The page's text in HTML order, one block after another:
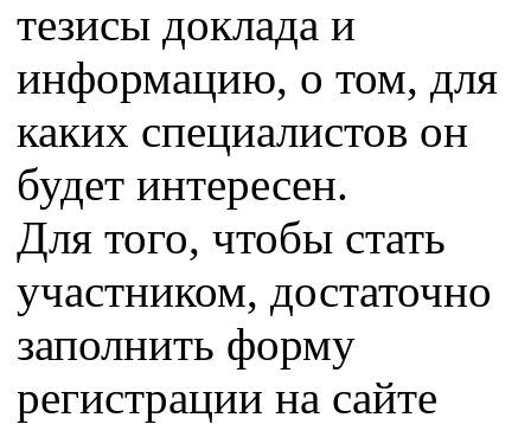
тезисы доклада и
информацию, о том, для
каких специалистов он
будет интересен.
Для того, чтобы стать
участником, достаточно
заполнить форму
регистрации на сайте